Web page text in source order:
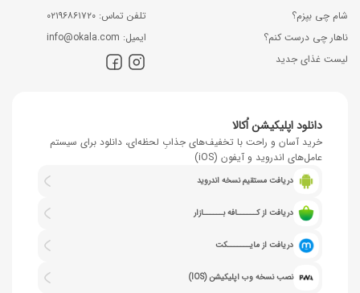
شام چی بپزم؟
ناهار چی درست کنم؟
لیست غذای جدید
ﺗﻠﻔﻦ ﺗﻤﺎس: ۰۲۱۹۶۸۶۱۷۲۰
اﯾﻤﯿﻞ: info@okala.com
دانلود اپلیکیشن اُکالا
خرید آسان و راحت با تخفیف‌های جذابِ لحظه‌ای، دانلود برای سیستم
عامل‌های اندروید و آیفون (iOS)
دریافت مستقیم نسخه اندروید
دریافت از کــــــافه بــــــازار
دریافت از مایـــــــکت
نصب نسخه وب اپلیکیشن (IOS)